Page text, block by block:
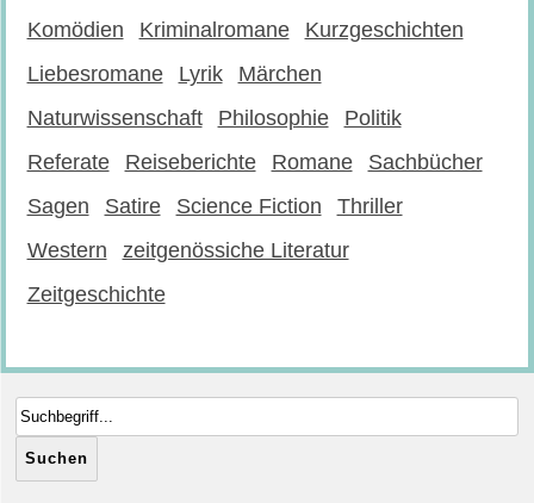
Komödien Kriminalromane
Kurzgeschichten
Liebesromane
Lyrik
Märchen
Naturwissenschaft
Philosophie
Politik
Referate
Reiseberichte Romane
Sachbücher
Sagen
Satire Science Fiction
Thriller
Western
zeitgenössiche Literatur
Zeitgeschichte